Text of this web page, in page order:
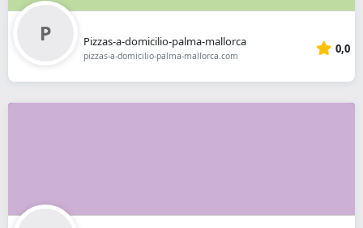
Pizzas-a-domicilio-palma-mallorca
pizzas-a-domicilio-palma-mallorca.com 0,0